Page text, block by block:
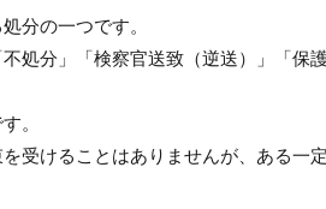
分の一つです。
処分」「検察官送致（逆送）」「保
。
受けることはありませんが、ある一